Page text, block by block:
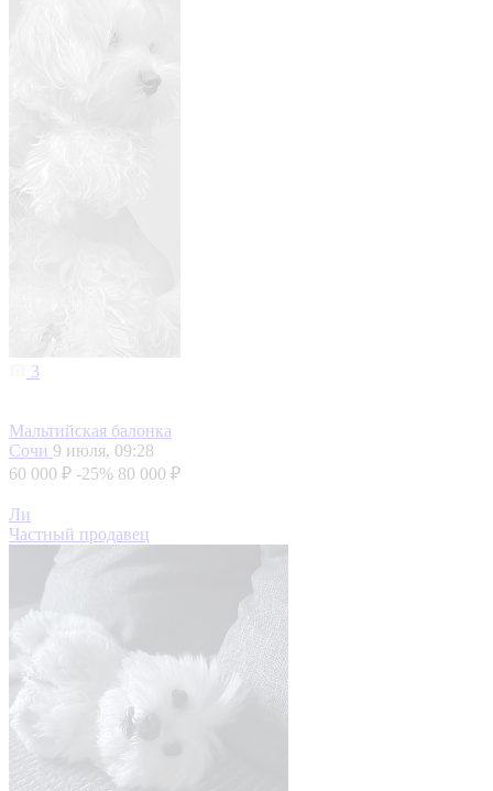
3
Мальтийская балонка
Сочи 9 июля, 09:28
60 000 ₽ -25% 80 000 ₽
Ли
Частный продавец